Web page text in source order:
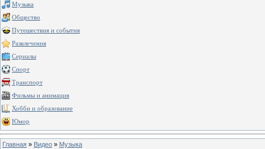
Музыка
Общество
Путешествия и события
Развлечения
Сериалы
Спорт
Транспорт
Фильмы и анимация
Хобби и образование
Юмор
Главная » Видео » Музыка